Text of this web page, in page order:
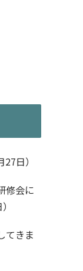
日）
修会に
てきま